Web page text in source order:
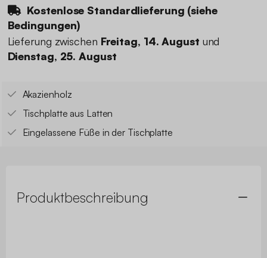
Kostenlose Standardlieferung (siehe
Bedingungen)
Lieferung zwischen Freitag, 14. August und
Dienstag, 25. August
Akazienholz
Tischplatte aus Latten
Eingelassene Füße in der Tischplatte
Produktbeschreibung